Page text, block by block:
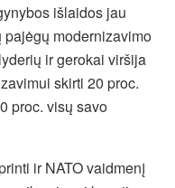
išlaidos jau
pajėgų modernizavimo
ir gerokai viršija
skirti 20 proc.
proc. visų savo
ir NATO vaidmenį